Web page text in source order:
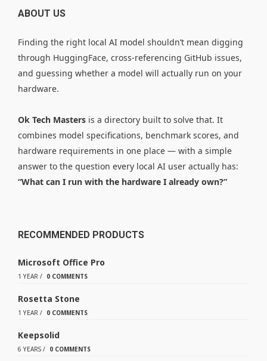
ABOUT US
Finding the right local AI model shouldn’t mean digging
through HuggingFace, cross-referencing GitHub issues,
and guessing whether a model will actually run on your
hardware.
Ok Tech Masters is a directory built to solve that. It
combines model specifications, benchmark scores, and
hardware requirements in one place — with a simple
answer to the question every local AI user actually has:
“What can I run with the hardware I already own?”
RECOMMENDED PRODUCTS
Microsoft Office Pro
1 YEAR / 0 COMMENTS
Rosetta Stone
1 YEAR / 0 COMMENTS
Keepsolid
6 YEARS / 0 COMMENTS